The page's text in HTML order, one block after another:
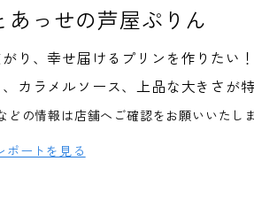
あっせの芦屋ぷりん
がり、幸せ届けるプリンを作りた
カラメルソース、上品な大きさが特
どの情報は店舗へご確認をお願いいたしま
ポートを見る